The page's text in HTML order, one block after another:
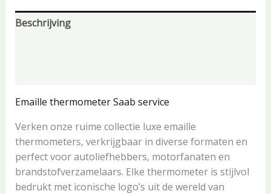
Beschrijving
Emaille thermometer Saab service
Verken onze ruime collectie luxe emaille
thermometers, verkrijgbaar in diverse formaten en
perfect voor autoliefhebbers, motorfanaten en
brandstofverzamelaars. Elke thermometer is stijlvol
bedrukt met iconische logo’s uit de wereld van